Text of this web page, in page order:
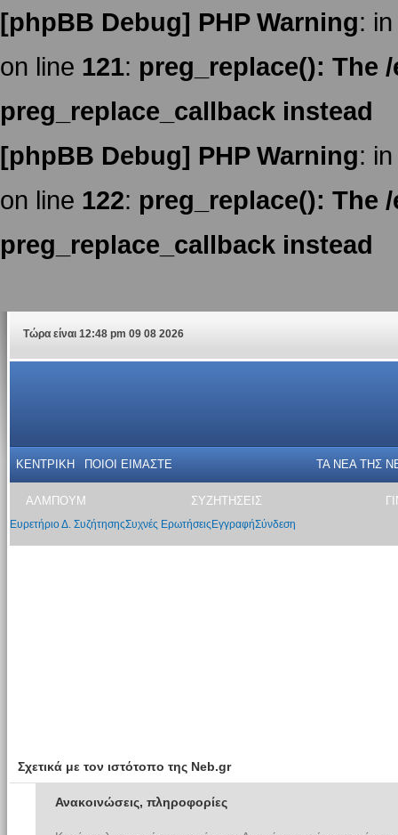
[phpBB Debug] PHP Warning:
on line 121: preg_replace(): The
preg_replace_callback instead
[phpBB Debug] PHP Warning:
on line 122: preg_replace(): The
preg_replace_callback instead
Τώρα είναι 12:48 pm 09 08 2026
ΚΕΝΤΡΙΚΗ ΠΟΙΟΙ ΕΙΜΑΣΤΕ ΤΑ ΝΕΑ THΣ
ΑΛΜΠΟΥΜ ΣΥΖΗΤΗΣΕΙΣ
Ευρετήριο Δ. ΣυζήτησηςΣυχνές Ερωτήσεις ΕγγραφήΣύνδεση
Σχετικά με τον ιστότοπο της Neb.gr
Ανακοινώσεις, πληροφορίες